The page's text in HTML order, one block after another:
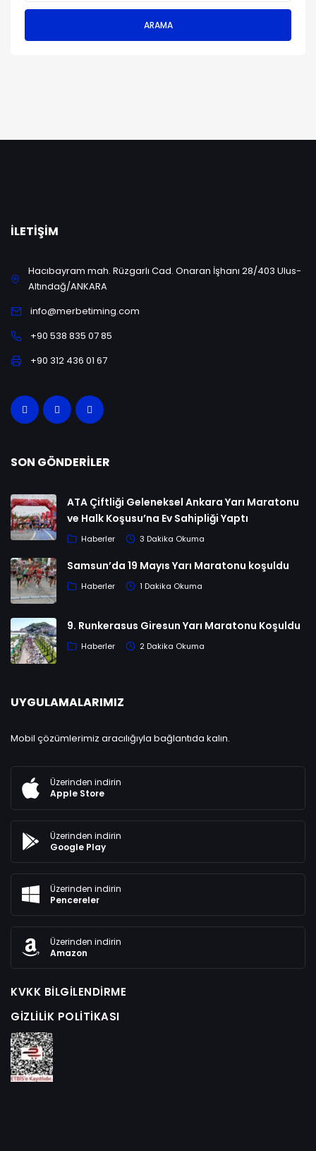
ARAMA
İLETIŞIM
Hacıbayram mah. Rüzgarlı Cad. Onaran İşhanı 28/403 Ulus-
Altındağ/ANKARA
info@merbetiming.com
+90 538 835 07 85
+90 312 436 01 67
SON GÖNDERILER
ATA Çiftliği Geleneksel Ankara Yarı Maratonu
ve Halk Koşusu’na Ev Sahipliği Yaptı
Haberler 3 Dakika Okuma
Samsun’da 19 Mayıs Yarı Maratonu koşuldu
Haberler 1 Dakika Okuma
9. Runkerasus Giresun Yarı Maratonu Koşuldu
Haberler 2 Dakika Okuma
UYGULAMALARIMIZ
Mobil çözümlerimiz aracılığıyla bağlantıda kalın.
Üzerinden indirin
Apple Store
Üzerinden indirin
Google Play
Üzerinden indirin
Pencereler
Üzerinden indirin
Amazon
KVKK BILGILENDIRME
GIZLILIK POLITIKASI